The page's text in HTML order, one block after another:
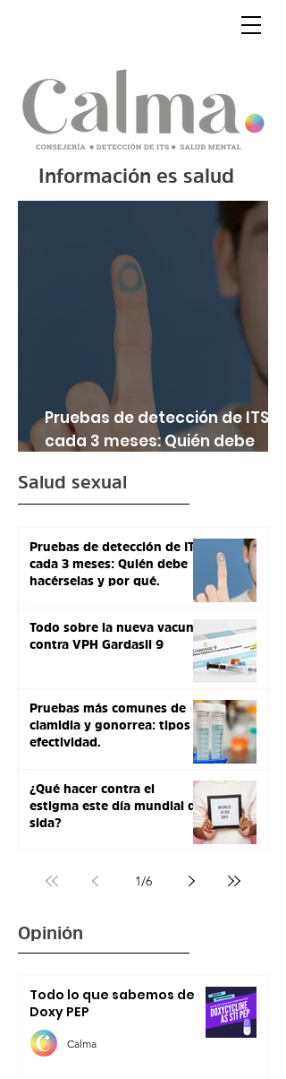
Información es salud
Pruebas de detección de ITS
cada 3 meses: Quién debe
Salud sexual
Pruebas de detección de ITS
cada 3 meses: Quién debe
hacérselas y por qué.
Todo sobre la nueva vacuna
contra VPH Gardasil 9
Pruebas más comunes de
clamidia y gonorrea: tipos y
efectividad.
¿Qué hacer contra el
estigma este día mundial de
sida?
1/6
Opinión
Todo lo que sabemos de
Doxy PEP
Calma